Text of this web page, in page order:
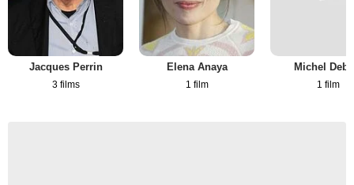
Jacques Perrin
3 films
Elena Anaya
1 film
Michel
1 film